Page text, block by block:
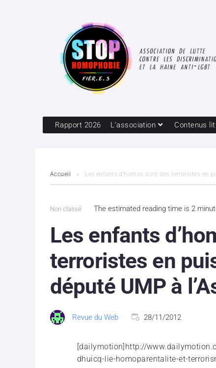
Rapport 2026 L’association Contenus
Accueil Les enfants d’homos sont des terroristes en
Non classé The estimated reading time is 2
Les enfants
terroristes en
député UMP à
Revue du Web 28/11/2012
[dailymotion]http://
dhuicq-lie-homoparentalite-et-